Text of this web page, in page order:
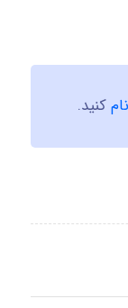
کنید.